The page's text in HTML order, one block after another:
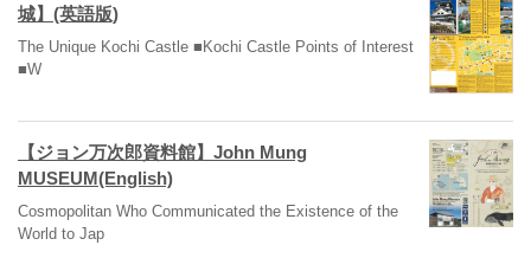
城】(英語版)
The Unique Kochi Castle ■Kochi Castle Points of Interest
■W
【ジョン万次郎資料館】John Mung
MUSEUM(English)
Cosmopolitan Who Communicated the Existence of the
World to Jap